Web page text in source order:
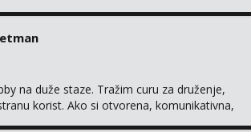
na duže staze. Tražim curu za druženje,
korist. Ako si otvorena, komunikativna,